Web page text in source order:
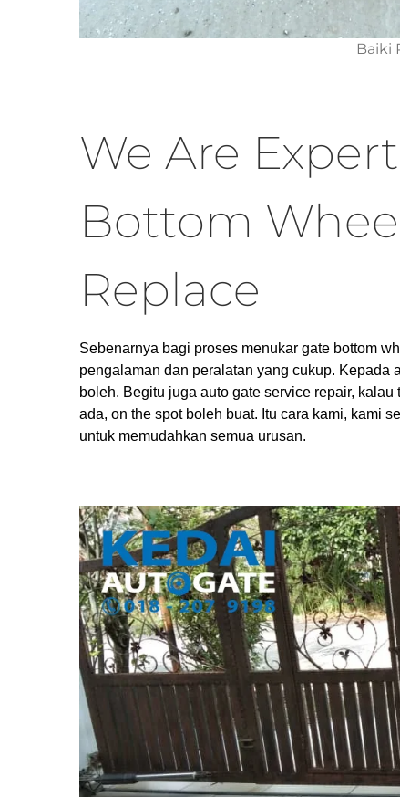
Baiki
We Are
Bottom
Replace
Sebenarnya bagi proses menukar gate bottom
pengalaman dan peralatan yang cukup. Kepada
boleh. Begitu juga auto gate service repair,
ada, on the spot boleh buat. Itu cara kami, kami
untuk memudahkan semua urusan.